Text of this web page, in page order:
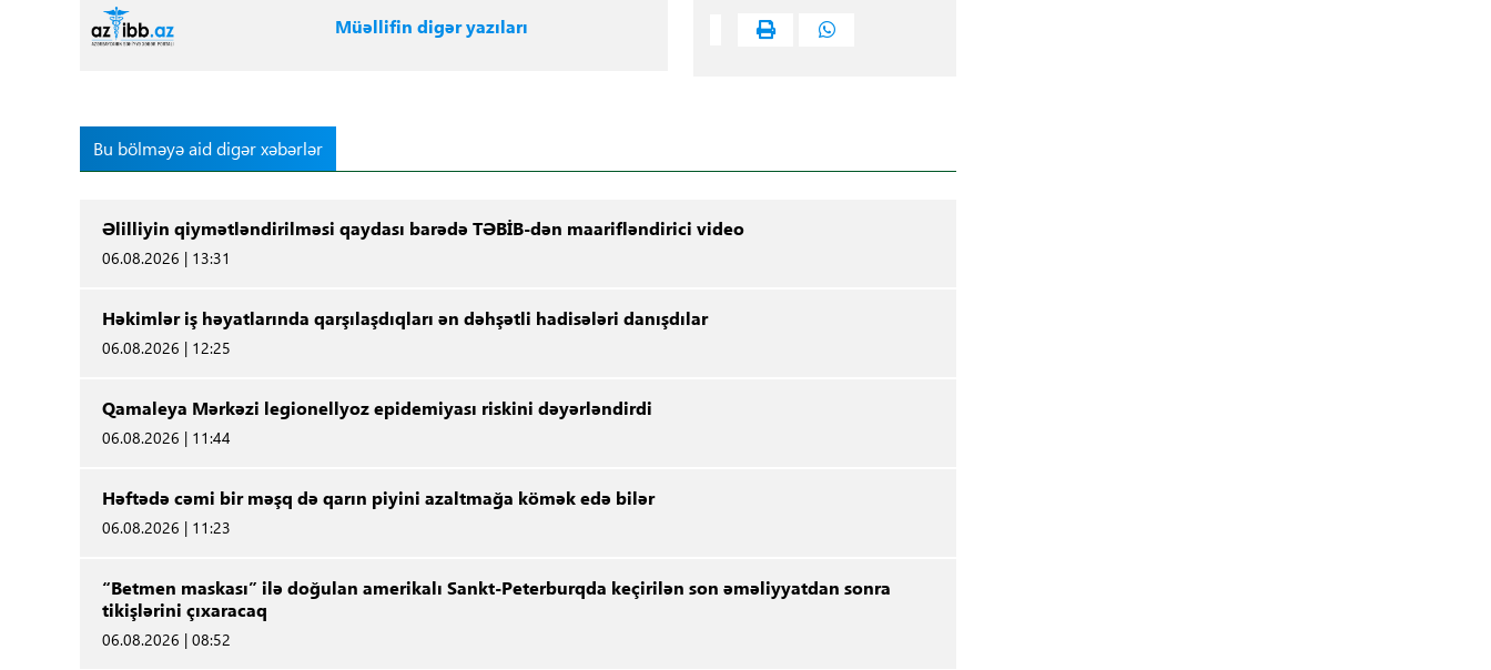
Müəllifin digər yazıları
Bu bölməyə aid digər xəbərlər
Əlilliyin qiymətləndirilməsi qaydası barədə TƏBİB-dən maarifləndirici video
06.08.2026 | 13:31
Həkimlər iş həyatlarında qarşılaşdıqları ən dəhşətli hadisələri danışdılar
06.08.2026 | 12:25
Qamaleya Mərkəzi legionellyoz epidemiyası riskini dəyərləndirdi
06.08.2026 | 11:44
Həftədə cəmi bir məşq də qarın piyini azaltmağa kömək edə bilər
06.08.2026 | 11:23
“Betmen maskası” ilə doğulan amerikalı Sankt-Peterburqda keçirilən son əməliyyatdan sonra
tikişlərini çıxaracaq
06.08.2026 | 08:52